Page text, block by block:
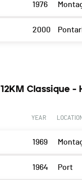
1976
2000
12KM Classique -
YEAR LOCATION
1969
1964 Port